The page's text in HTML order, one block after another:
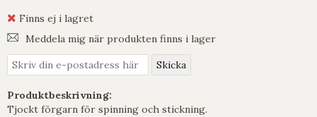
Finns ej i lagret
Meddela mig när produkten finns i lager
Produktbeskrivning:
Tjockt förgarn för spinning och stickning.